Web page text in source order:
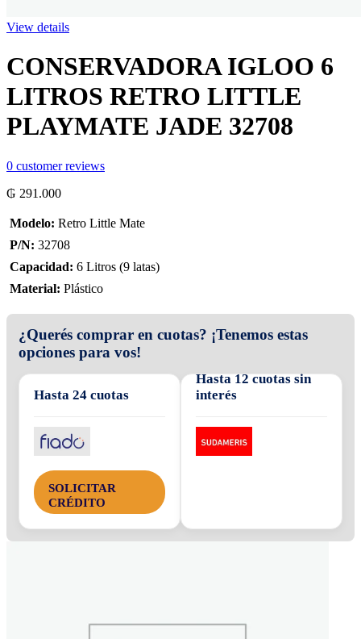
View details
CONSERVADORA IGLOO 6
LITROS RETRO LITTLE
PLAYMATE JADE 32708
0 customer reviews
₲ 291.000
 Modelo: Retro Little Mate
 P/N: 32708
 Capacidad: 6 Litros (9 latas)
 Material: Plástico
¿Querés comprar en cuotas? ¡Tenemos estas
opciones para vos!
Hasta 24 cuotas
SOLICITAR
CRÉDITO
Hasta 12 cuotas sin
interés